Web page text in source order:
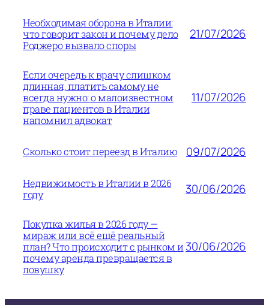
Необходимая оборона в Италии:
что говорит закон и почему дело
Роджеро вызвало споры
21/07/2026
Если очередь к врачу слишком
длинная, платить самому не
всегда нужно: о малоизвестном
праве пациентов в Италии
напомнил адвокат
11/07/2026
Сколько стоит переезд в Италию 09/07/2026
Недвижимость в Италии в 2026
году
30/06/2026
Покупка жилья в 2026 году —
мираж или всё ещё реальный
план? Что происходит с рынком и
почему аренда превращается в
ловушку
30/06/2026